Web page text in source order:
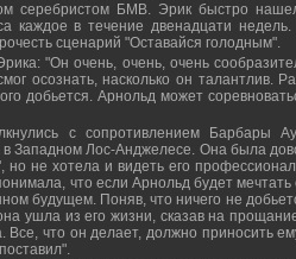
серебристом БМВ. Эрик быстро
каждое в течение двенадцати
сценарий "Оставайся голодным".
"Он очень, очень, очень
осознать, насколько он талантлив.
добьется. Арнольд может
с сопротивлением Барбары
в Западном Лос-Анджелесе. Она была
не хотела и видеть его
что если Арнольд будет мечтать
будущем. Поняв, что ничего не
ушла из его жизни, сказав на
Все, что он делает, должно приносить